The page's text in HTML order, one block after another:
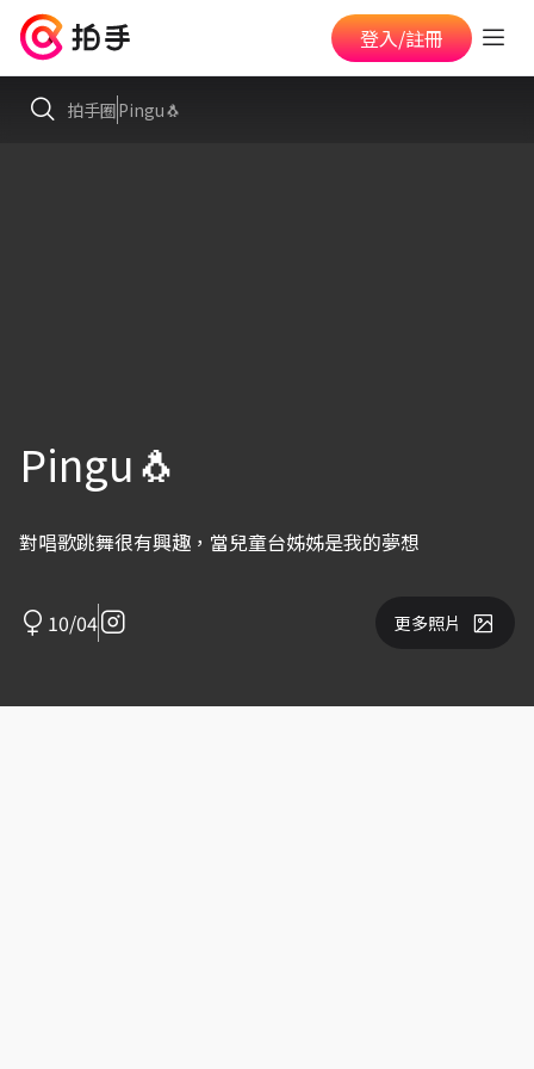
登入/註冊
拍手圈Pingu🐧
Pingu🐧
對唱歌跳舞很有興趣，當兒童台姊姊是我的夢想
10/04 更多照片